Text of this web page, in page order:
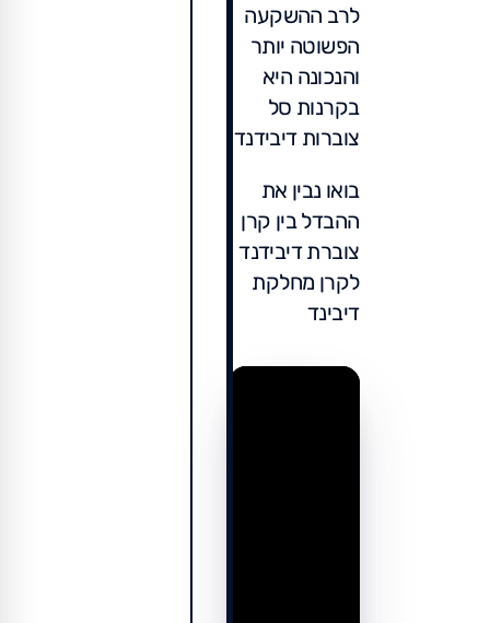
לרב ההשקעה
הפשוטה יותר
והנכונה היא
בקרנות סל
צוברות דיבידנד.
בואו נבין את
ההבדל בין קרן
צוברת דיבידנד
לקרן מחלקת
דיבינד